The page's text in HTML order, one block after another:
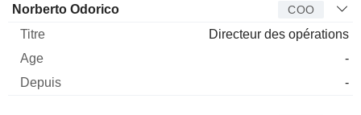
Norberto Odorico COO
Directeur des opérations
-
-